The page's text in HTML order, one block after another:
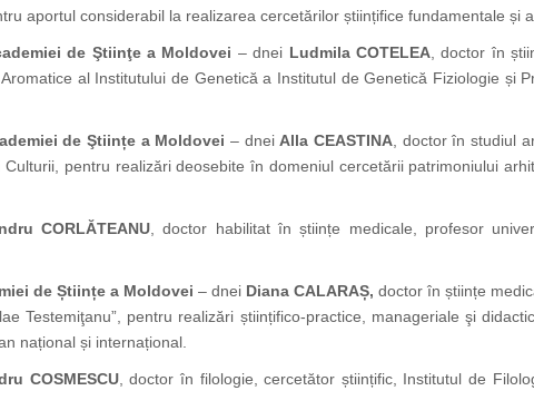
aportul considerabil la realizarea cercetărilor științifice fundamentale și
de Ştiinţe a Moldovei – dnei Ludmila COTELEA , doctor în
al Institutului de Genetică a Institutul de Genetică Fiziologie și
de Ştiințe a Moldovei – dnei Alla CEASTINA , doctor în studiul
pentru realizări deosebite în domeniul cercetării patrimoniului
CORLĂTEANU, doctor habilitat în științe medicale, profesor
de Științe a Moldovei – dnei Diana CALARAȘ, doctor în științe
Testemiţanu”, pentru realizări științifico-practice, manageriale şi
național și internațional.
COSMESCU, doctor în filologie, cercetător științific, Institutul de